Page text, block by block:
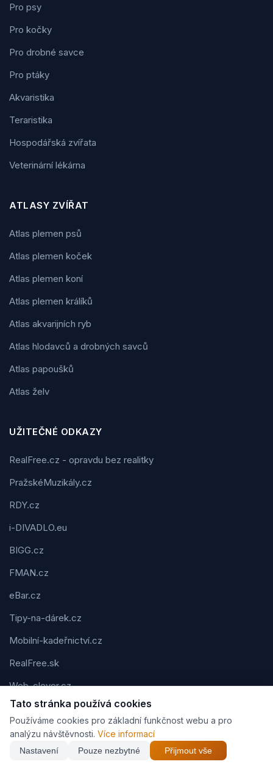
Pro psy
Pro kočky
Pro drobné savce
Pro ptáky
Akvaristika
Teraristika
Hospodářská zvířata
Veterinární lékárna
ATLASY ZVÍŘAT
Atlas plemen psů
Atlas plemen koček
Atlas plemen koní
Atlas plemen králíků
Atlas akvarijních ryb
Atlas hlodavců a drobných savců
Atlas papoušků
Atlas želv
UŽITEČNÉ ODKAZY
RealFree.cz - opravdu bez realitky
PražskéMuzikály.cz
RDY.cz
i-DIVADLO.eu
BIGG.cz
FMAN.cz
eBar.cz
Tipy-na-dárek.cz
Mobilní-kadeřnictví.cz
RealFree.sk
Web-clever.cz
Kvízov.cz
Karavaning.net
CVčko.eu
Tato stránka používá cookies
Používáme cookies pro základní funkčnost webu a pro
analýzu návštěvnosti. Více informací
Nastavení Pouze nezbytné Přijmout vše